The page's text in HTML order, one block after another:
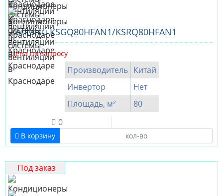
Kentatsu KSGQ80HFAN1/KSRQ80HFAN1
Цена по запросу
Производитель Китай
Инвертор
Нет
Площадь, м²
80
0
В корзину
Под заказ